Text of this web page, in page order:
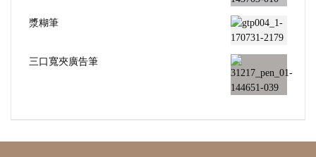
漿糊筆
三口寬夾廣告筆